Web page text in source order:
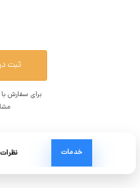
ثبت
برای سفارش
خدمات نظرات